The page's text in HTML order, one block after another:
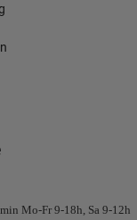
Mo-Fr 9-18h, Sa 9-12h